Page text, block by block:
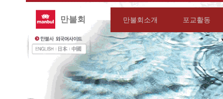
만불회 만불회소개 포교활동